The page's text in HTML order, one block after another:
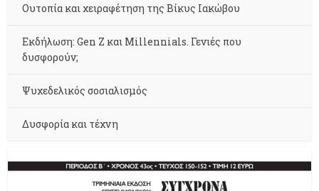
Ουτοπία και χειραφέτηση της Βίκυς Ιακώβου
Εκδήλωση: Gen Z και Millennials. Γενιές που
δυσφορούν;
Ψυχεδελικός σοσιαλισμός
Δυσφορία και τέχνη